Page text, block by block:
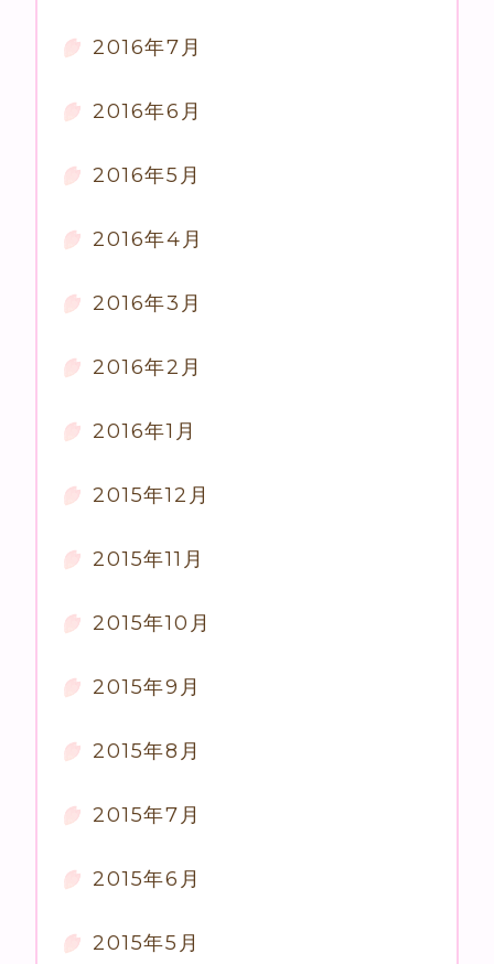
2016年7月
2016年6月
2016年5月
2016年4月
2016年3月
2016年2月
2016年1月
2015年12月
2015年11月
2015年10月
2015年9月
2015年8月
2015年7月
2015年6月
2015年5月